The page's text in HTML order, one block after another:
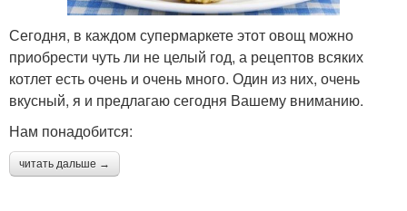
Сегодня, в каждом супермаркете этот овощ можно
приобрести чуть ли не целый год, а рецептов всяких
котлет есть очень и очень много. Один из них, очень
вкусный, я и предлагаю сегодня Вашему вниманию.
Нам понадобится:
читать дальше →